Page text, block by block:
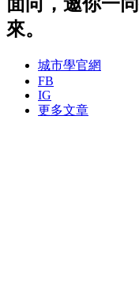
來。
城市學官網
FB
IG
更多文章